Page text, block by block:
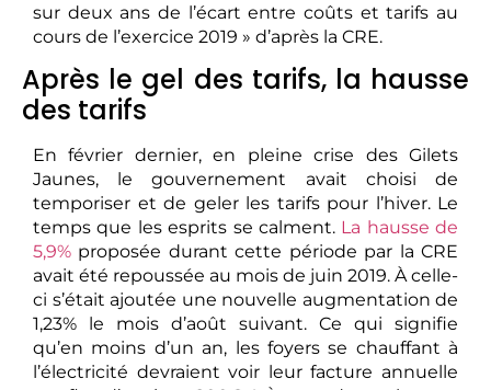
sur deux ans de l’écart entre coûts et tarifs au
cours de l’exercice 2019 » d’après la CRE.
Après le gel des tarifs, la hausse
des tarifs
En février dernier, en pleine crise des Gilets
Jaunes, le gouvernement avait choisi de
temporiser et de geler les tarifs pour l’hiver. Le
temps que les esprits se calment. La hausse de
5,9% proposée durant cette période par la CRE
avait été repoussée au mois de juin 2019. À celle-
ci s’était ajoutée une nouvelle augmentation de
1,23% le mois d’août suivant. Ce qui signifie
qu’en moins d’un an, les foyers se chauffant à
l’électricité devraient voir leur facture annuelle